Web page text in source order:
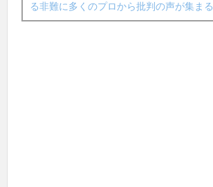
る非難に多くのプロから批判の声が集まる